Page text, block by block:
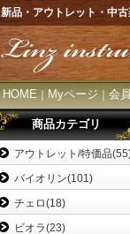
新品・アウトレット・中
HOME ｜ Myページ ｜ 会
商品カテゴリ
アウトレット/特価品
バイオリン(101)
チェロ(18)
ビオラ(23)